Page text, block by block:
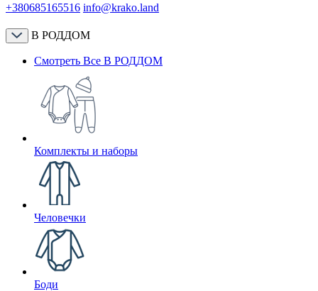
+380685165516 info@krako.land
В РОДДОМ
Смотреть Все В РОДДОМ
Комплекты и наборы
Человечки
Боди